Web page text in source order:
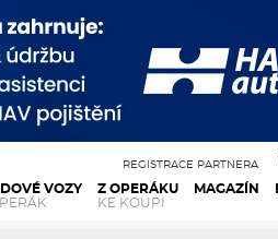
VOZY
Z OPERÁKU
KE KOUPI
MAGAZÍN
REGISTRACE PARTNERA